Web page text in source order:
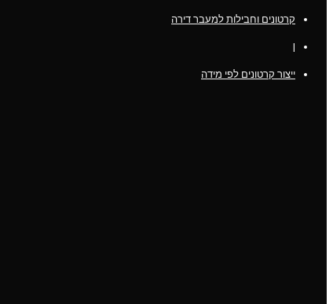
קרטונים וחבילות למעבר דירה
|
ייצור קרטונים לפי מידה